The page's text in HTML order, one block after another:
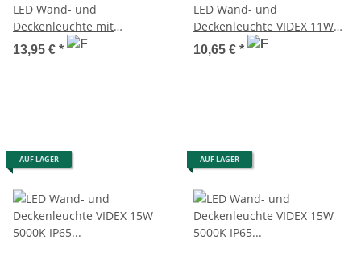
LED Wand- und
Deckenleuchte mit
Bewegungsmelder VIDEX
11W 5000K IP65
13,95 € *
LED Wand- und
Deckenleuchte VIDEX 11W
5000K IP65
Feuchtraumleuchte
10,65 € *
AUF LAGER AUF LAGER